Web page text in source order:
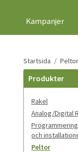
Kampanjer
Startsida / Peltor
Produkter
Rakel
Analog/Digital
och
Peltor